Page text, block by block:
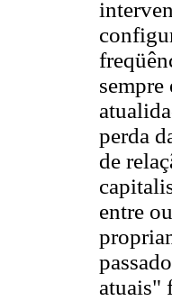
sempre
perda
de
entre
atuais"